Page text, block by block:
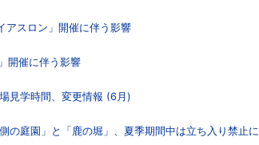
スロン」開催に伴う影響
開催に伴う影響
見学時間、変更情報 (6月)
庭園」と「鹿の堀」、夏季期間中は立ち入り禁止に